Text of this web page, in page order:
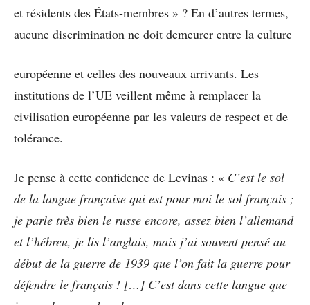
et résidents des États-membres » ? En d’autres termes,
aucune discrimination ne doit demeurer entre la culture
européenne et celles des nouveaux arrivants. Les
institutions de l’UE veillent même à remplacer la
civilisation européenne par les valeurs de respect et de
tolérance.
Je pense à cette confidence de Levinas : « C’est le sol
de la langue française qui est pour moi le sol français ;
je parle très bien le russe encore, assez bien l’allemand
et l’hébreu, je lis l’anglais, mais j’ai souvent pensé au
début de la guerre de 1939 que l’on fait la guerre pour
défendre le français ! […] C’est dans cette langue que